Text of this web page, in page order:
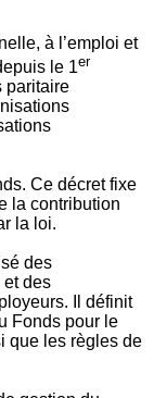
à l’emploi et
le 1er
paritaire
Ce décret fixe
la contribution
la loi.
des
des
Il définit
Fonds pour le
que les règles de